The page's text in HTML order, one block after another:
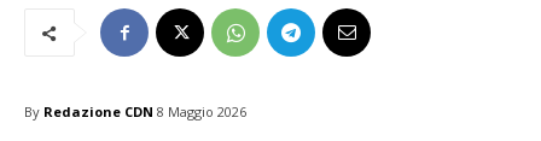
By Redazione CDN 8 Maggio 2026